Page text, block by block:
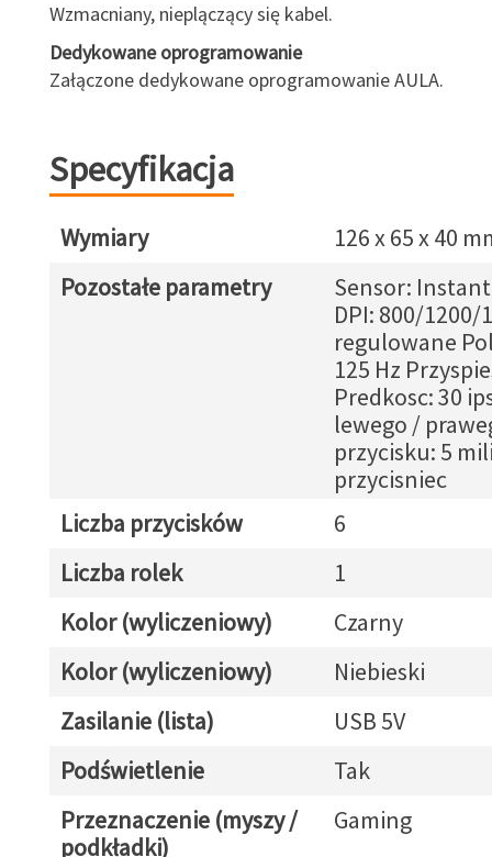
Wzmacniany, nieplączący się kabel.
Dedykowane oprogramowanie
Załączone dedykowane oprogramowanie AULA.
Specyfikacja
Wymiary
126 x 65 x 40
Pozostałe parametry
Sensor: Instant
DPI: 800/1200/
regulowane
125 Hz
Predkosc: 30
lewego /
przycisku: 5
przycisniec
Liczba przycisków
6
Liczba rolek
1
Kolor (wyliczeniowy)
Czarny
Kolor (wyliczeniowy)
Niebieski
Zasilanie (lista)
USB 5V
Podświetlenie
Tak
Przeznaczenie (myszy /
podkładki)
Gaming